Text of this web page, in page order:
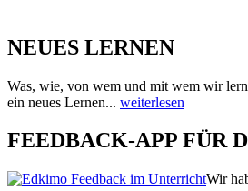
NEUES LERNEN
Was, wie, von wem und mit wem wir
ein neues Lernen... weiterlesen
FEEDBACK-APP FÜR
Wir